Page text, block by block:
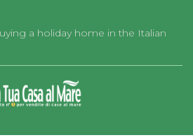
a holiday home in the Italian